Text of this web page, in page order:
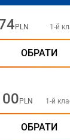
PLN 1-й
ОБРАТИ
PLN 1-й
ОБРАТИ